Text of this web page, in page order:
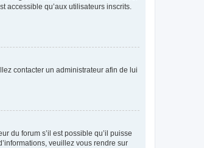
accessible qu’aux utilisateurs inscrits.
contacter un administrateur afin de lui
du forum s’il est possible qu’il puisse
veuillez vous rendre sur